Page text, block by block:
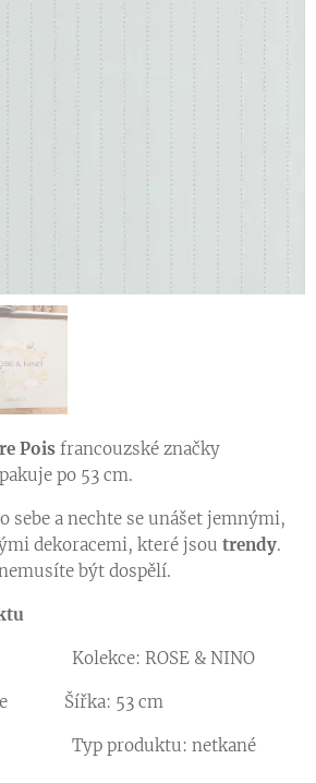
tapet z kolekce ROSE & NINO
Pois francouzské značky
po 53 cm.
sebe a nechte se unášet jemnými,
dekoracemi, které jsou trendy.
být dospělí.
ROSE & NINO
Šířka: 53 cm
Typ produktu: netkané